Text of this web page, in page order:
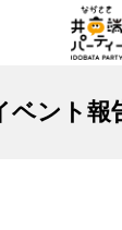
ベント報